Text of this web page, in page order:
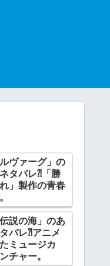
ヴァーグ」の
タバレ⁈「勝
」製作の青春
説の海」のあ
バレ⁈アニメ
ミュージカ
チャー。